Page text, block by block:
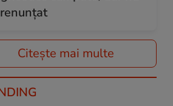
Citește mai multe